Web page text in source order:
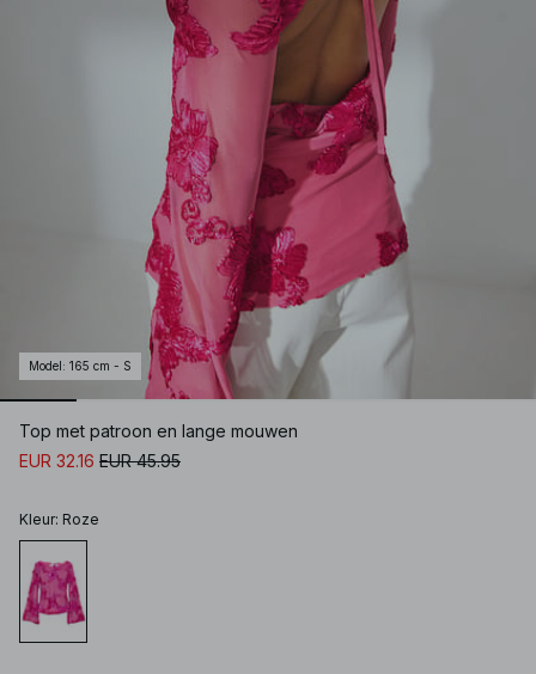
Model : 165 cm - S
Top met patroon en lange mouwen
EUR 32.16 EUR 45.95
Kleur: Roze